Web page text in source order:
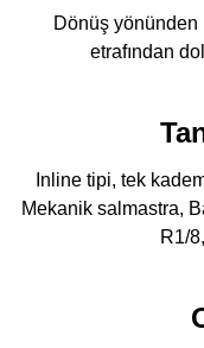
Dönüş yönünden
etrafından
Inline tipi, tek
Mekanik salmastra,
R1/